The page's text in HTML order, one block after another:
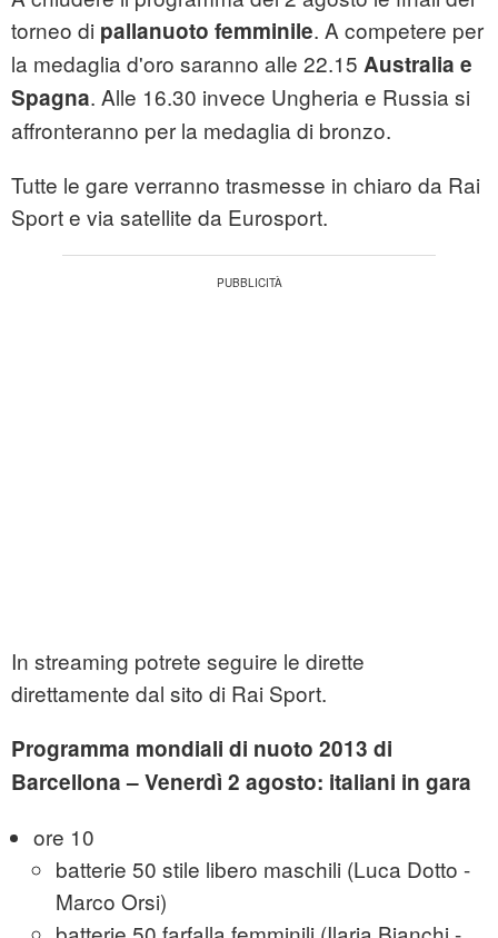
torneo di pallanuoto femminile. A competere per
la medaglia d'oro saranno alle 22.15 Australia e
Spagna. Alle 16.30 invece Ungheria e Russia si
affronteranno per la medaglia di bronzo.
Tutte le gare verranno trasmesse in chiaro da Rai
Sport e via satellite da Eurosport.
In streaming potrete seguire le dirette
direttamente dal sito di Rai Sport.
Programma mondiali di nuoto 2013 di
Barcellona – Venerdì 2 agosto: italiani in gara
ore 10
batterie 50 stile libero maschili (Luca Dotto -
Marco Orsi)